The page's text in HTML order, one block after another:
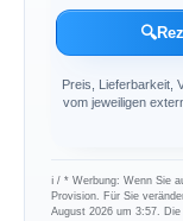
🔍
Preis, Lieferbarkeit,
vom jeweiligen
ℹ︎ / * Werbung: Wenn Sie
Provision. Für Sie
August 2026 um 3:57.